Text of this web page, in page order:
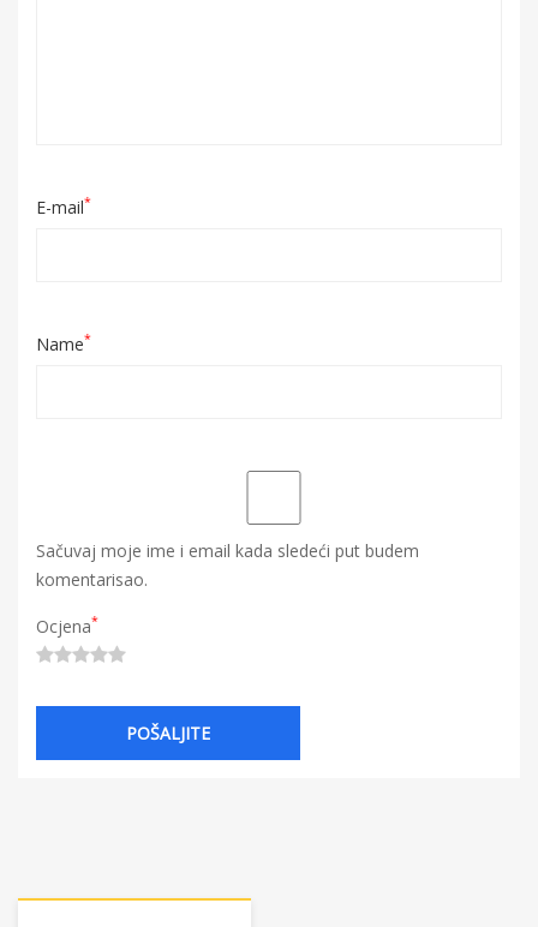
E-mail*
Name*
Sačuvaj moje ime i email kada sledeći put budem
komentarisao.
Ocjena*